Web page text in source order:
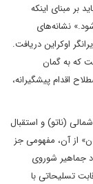
بر مبنای اینکه
نشانه‌های
اوکراین دریافت.
که به گمان
اقدام پیشگیرانه،
(ناتو) و استقبال
از آن، مفهومی جز
جماهیر شوروی
تسلیحاتی با